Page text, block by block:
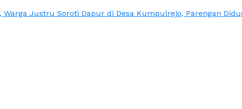
Justru Soroti Dapur di Desa Kumpulrejo, Parengan